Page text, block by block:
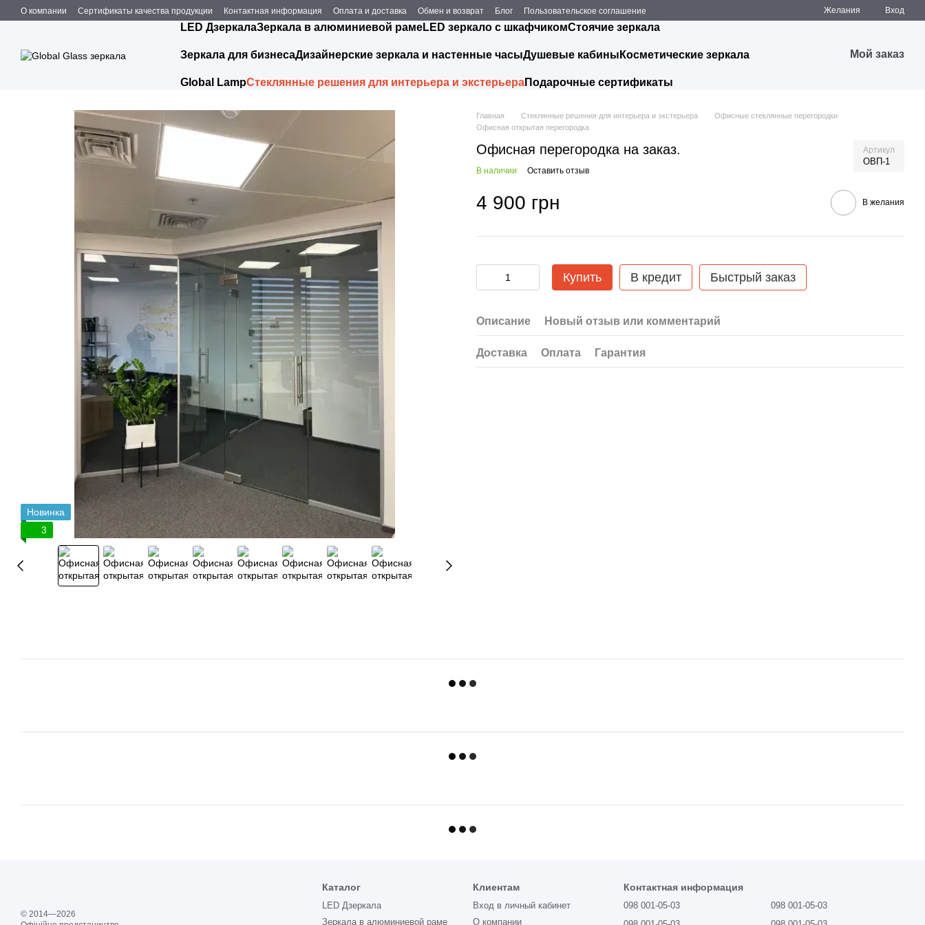
Перейти к основному контенту
О компании Сертификаты качества продукции Контактная информация Оплата и доставка Обмен и возврат Блог Пользовательское соглашение Желания Вход
LED ДзеркалаЗеркала в алюминиевой рамеLED зеркало с шкафчикомСтоячие зеркала
Зеркала для бизнесаДизайнерские зеркала и настенные часыДушевые кабины Косметические зеркала
Global LampСтеклянные решения для интерьера и экстерьераПодарочные сертификаты
Мой заказ
Новинка
3
Главная Стеклянные решения для интерьера и экстерьера
Офисные стеклянные перегородки
Офисная открытая перегородка
Офисная перегородка на заказ. Артикул
ОВП-1
В наличии Оставить отзыв
4 900 грн В желания
Купить В кредит Быстрый заказ
Описание Новый отзыв или комментарий
Доставка Оплата Гарантия
© 2014—2026
Каталог
LED Дзеркала
Зеркала в алюминиевой раме
Клиентам
Вход в личный кабинет
О компании
Контактная информация
098 001-05-03
098 001-05-03